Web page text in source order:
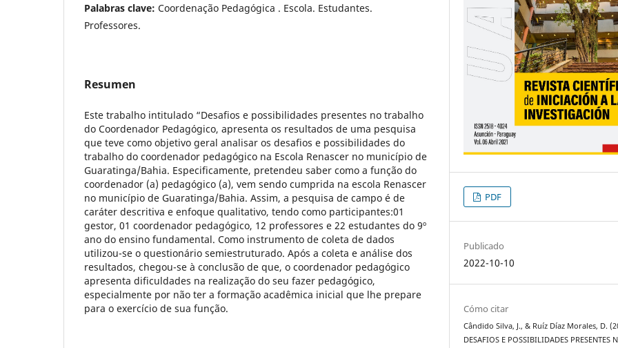
Palabras clave: Coordenação Pedagógica . Escola. Estudantes.
Professores.
Resumen
Este trabalho intitulado “Desafios e possibilidades presentes no trabalho
do Coordenador Pedagógico, apresenta os resultados de uma pesquisa
que teve como objetivo geral analisar os desafios e possibilidades do
trabalho do coordenador pedagógico na Escola Renascer no município de
Guaratinga/Bahia. Especificamente, pretendeu saber como a função do
coordenador (a) pedagógico (a), vem sendo cumprida na escola Renascer
no município de Guaratinga/Bahia. Assim, a pesquisa de campo é de
caráter descritiva e enfoque qualitativo, tendo como participantes:01
gestor, 01 coordenador pedagógico, 12 professores e 22 estudantes do 9º
ano do ensino fundamental. Como instrumento de coleta de dados
utilizou-se o questionário semiestruturado. Após a coleta e análise dos
resultados, chegou-se à conclusão de que, o coordenador pedagógico
apresenta dificuldades na realização do seu fazer pedagógico,
especialmente por não ter a formação acadêmica inicial que lhe prepare
para o exercício de sua função.
PDF
Publicado
2022-10-10
Cómo citar
Cândido Silva, J., & Ruíz Díaz Morales, D.
DESAFIOS E POSSIBILIDADES PRESENTES